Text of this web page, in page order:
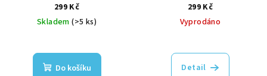
299 Kč
Skladem(>5 ks)
Do košíku
299 Kč
Vyprodáno
Detail